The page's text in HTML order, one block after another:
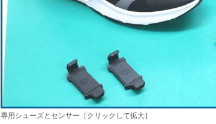
専用シューズとセンサー［クリックして拡大］